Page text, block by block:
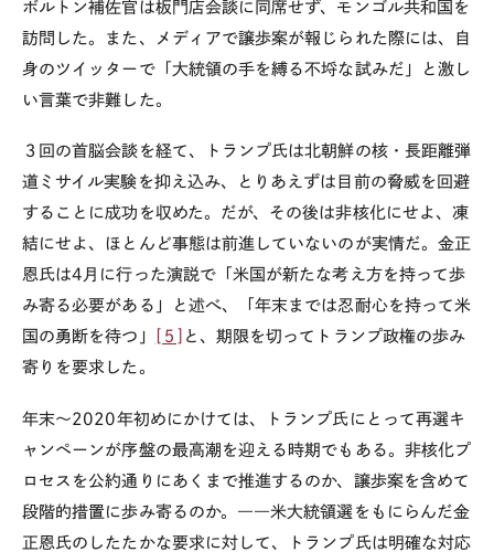
ボルトン補佐官は板門店会談に同席せず、モンゴル共和国を
訪問した。また、メディアで譲歩案が報じられた際には、自
身のツイッターで「大統領の手を縛る不埒な試みだ」と激し
い言葉で非難した。
３回の首脳会談を経て、トランプ氏は北朝鮮の核・長距離弾
道ミサイル実験を抑え込み、とりあえずは目前の脅威を回避
することに成功を収めた。だが、その後は非核化にせよ、凍
結にせよ、ほとんど事態は前進していないのが実情だ。金正
恩氏は4月に行った演説で「米国が新たな考え方を持って歩
み寄る必要がある」と述べ、「年末までは忍耐心を持って米
国の勇断を待つ」
[５]
と、期限を切ってトランプ政権の歩み
寄りを要求した。
年末～2020年初めにかけては、トランプ氏にとって再選キ
ャンペーンが序盤の最高潮を迎える時期でもある。非核化プ
ロセスを公約通りにあくまで推進するのか、譲歩案を含めて
段階的措置に歩み寄るのか。――米大統領選をもにらんだ金
正恩氏のしたたかな要求に対して、トランプ氏は明確な対応